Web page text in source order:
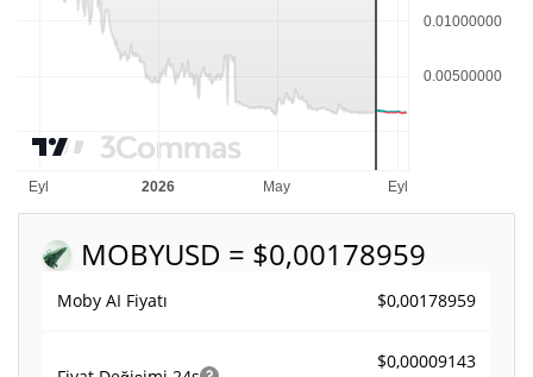
MOBYUSD = $0,00178959
Moby AI Fiyatı $0,00178959
$0,00009143